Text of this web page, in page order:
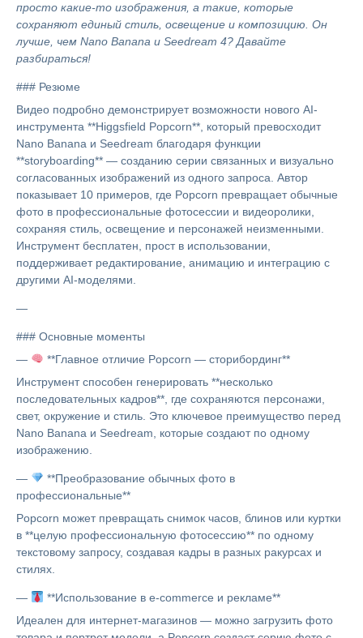
просто какие-то изображения, а такие, которые
сохраняют единый стиль, освещение и композицию. Он
лучше, чем Nano Banana и Seedream 4? Давайте
разбираться!
### Резюме
Видео подробно демонстрирует возможности нового AI-
инструмента **Higgsfield Popcorn**, который превосходит
Nano Banana и Seedream благодаря функции
**storyboarding** — созданию серии связанных и визуально
согласованных изображений из одного запроса. Автор
показывает 10 примеров, где Popcorn превращает обычные
фото в профессиональные фотосессии и видеоролики,
сохраняя стиль, освещение и персонажей неизменными.
Инструмент бесплатен, прост в использовании,
поддерживает редактирование, анимацию и интеграцию с
другими AI-моделями.
—
### Основные моменты
—
**Главное отличие Popcorn — сторибординг**
Инструмент способен генерировать **несколько
последовательных кадров**, где сохраняются персонажи,
свет, окружение и стиль. Это ключевое преимущество перед
Nano Banana и Seedream, которые создают по одному
изображению.
—
**Преобразование обычных фото в
профессиональные**
Popcorn может превращать снимок часов, блинов или куртки
в **целую профессиональную фотосессию** по одному
текстовому запросу, создавая кадры в разных ракурсах и
стилях.
—
**Использование в e-commerce и рекламе**
Идеален для интернет-магазинов — можно загрузить фото